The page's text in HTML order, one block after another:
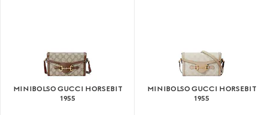
MINIBOLSO GUCCI HORSEBIT
1955
MINIBOLSO GUCCI HORSEBIT
1955